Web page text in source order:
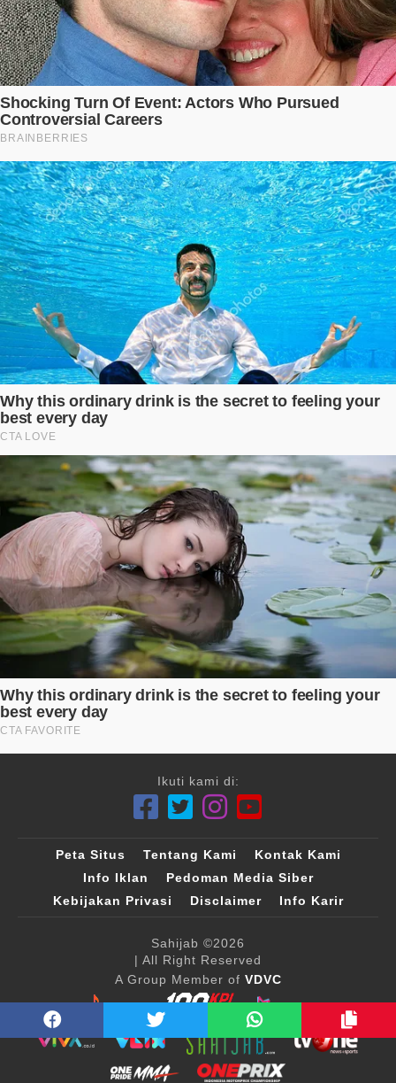
Ikuti kami di:
Peta Situs Tentang Kami
Kontak Kami
Info Iklan
Pedoman Media Siber
Kebijakan Privasi
Disclaimer Info Karir
Sahijab ©2026
| All Right Reserved
A Group Member of VDVC